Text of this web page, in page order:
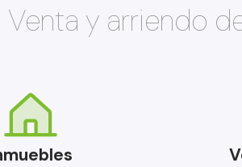
Venta y arriendo